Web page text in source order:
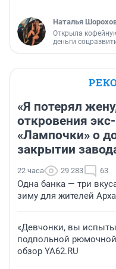
Наталья
Открыла
деньги
«Я потерял
откровения
«Лампочки» о
закрытии
22 часа 29 283 63
Одна банка — три
зиму для жителей
«Девчонки, вы
подпольной
обзор YA62.RU